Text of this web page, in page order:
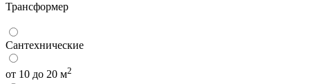
Трансформер
Сантехнические
от 10 до 20 м2